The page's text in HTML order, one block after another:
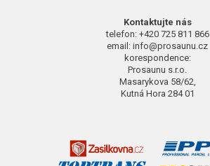
Kontaktujte nás
telefon: +420 725 811 866
email: info@prosaunu.cz
korespondence:
Prosaunu s.r.o.
Masarykova 58/62,
Kutná Hora 284 01